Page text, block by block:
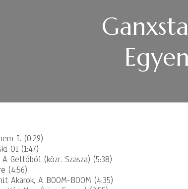
I. (0:29)
Öl (1:47)
Gettóból (közr. Szasza) (5:38)
(4:56)
Akarok, A BOOM-BOOM (4:35)